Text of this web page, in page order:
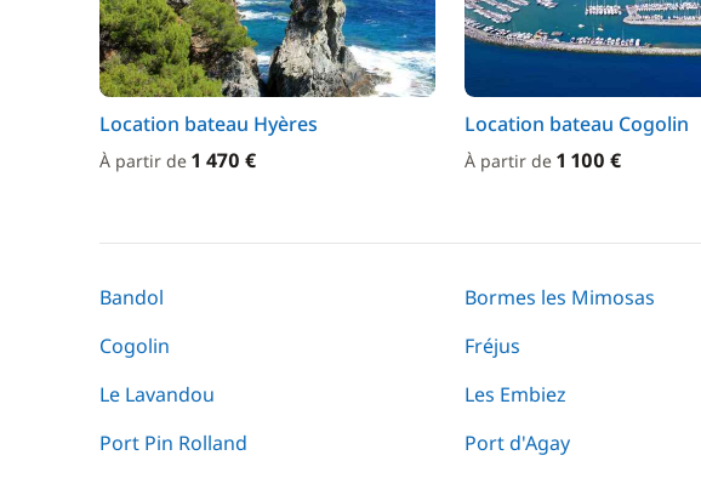
Location bateau Hyères
À partir de 1 470 €
Location bateau Cogolin
À partir de 1 100 €
Bandol Bormes les Mimosas
Cogolin
Fréjus
Le Lavandou
Les Embiez
Port Pin Rolland
Port d'Agay